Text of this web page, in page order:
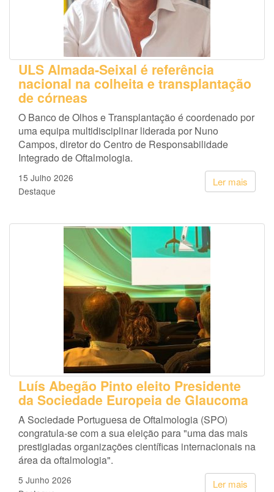
ULS Almada-Seixal é referência
nacional na colheita e transplantação
de córneas
O Banco de Olhos e Transplantação é coordenado por
uma equipa multidisciplinar liderada por Nuno
Campos, diretor do Centro de Responsabilidade
Integrado de Oftalmologia.
Ler mais
15 Julho 2026
Destaque
Luís Abegão Pinto eleito Presidente
da Sociedade Europeia de Glaucoma
A Sociedade Portuguesa de Oftalmologia (SPO)
congratula-se com a sua eleição para "uma das mais
prestigiadas organizações científicas internacionais na
área da oftalmologia".
Ler mais
5 Junho 2026